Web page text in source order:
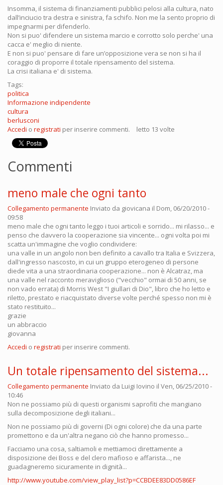
Insomma, il sistema di finanziamenti pubblici pelosi alla cultura, nato
dall’inciucio tra destra e sinistra, fa schifo. Non me la sento proprio di
impegnarmi per difenderlo.
Non si puo' difendere un sistema marcio e corrotto solo perche' una
cacca e' meglio di niente.
E non si puo' pensare di fare un’opposizione vera se non si ha il
coraggio di proporre il totale ripensamento del sistema.
La crisi italiana e' di sistema.
Tags:
politica
Informazione indipendente
cultura
berlusconi
Accedi o registrati per inserire commenti. letto 13 volte
Commenti
meno male che ogni tanto
Collegamento permanente Inviato da giovicana il Dom, 06/20/2010 -
09:58
meno male che ogni tanto leggo i tuoi articoli e sorrido... mi rilasso... e
penso che davvero la cooperazione sia vincente... ogni volta poi mi
scatta un'immagine che voglio condividere:
una valle in un angolo non ben definito a cavallo tra Italia e Svizzera,
dall'ingresso nascosto, in cui un gruppo eterogeneo di persone
diede vita a una straordinaria cooperazione... non è Alcatraz, ma
una valle nel racconto meraviglioso ("vecchio" ormai di 50 anni, se
non vado errata) di Morris West "I giullari di Dio", libro che ho letto e
riletto, prestato e riacquistato diverse volte perché spesso non mi è
stato restituito...
grazie
un abbraccio
giovanna
Accedi o registrati per inserire commenti.
Un totale ripensamento del sistema...
Collegamento permanente Inviato da Luigi Iovino il Ven, 06/25/2010 -
10:46
Non ne possiamo più di questi organismi saprofiti che mangiano
sulla decomposizione degli italiani...
Non ne possiamo più di governi (Di ogni colore) che da una parte
promettono e da un'altra negano ciò che hanno promesso...
Facciamo una cosa, saltiamoli e mettiamoci direttamente a
disposizione dei Boss e del clero mafioso e affarista..., ne
guadagneremo sicuramente in dignità...
http://www.youtube.com/view_play_list?p=CCBDEE83DD0586EF